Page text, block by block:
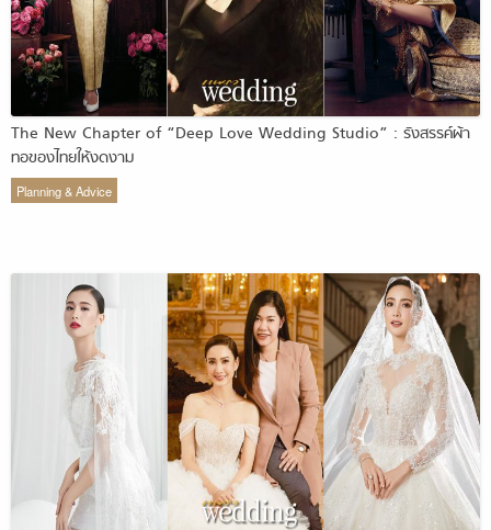
The New Chapter of “Deep Love Wedding Studio” : รังสรรค์ผ้า
ทอของไทยให้งดงาม
Planning & Advice